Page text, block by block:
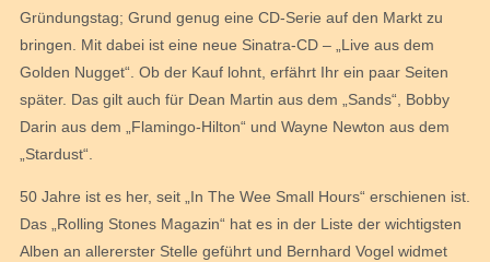
Gründungstag; Grund genug eine CD-Serie auf den Markt zu
bringen. Mit dabei ist eine neue Sinatra-CD – „Live aus dem
Golden Nugget“. Ob der Kauf lohnt, erfährt Ihr ein paar Seiten
später. Das gilt auch für Dean Martin aus dem „Sands“, Bobby
Darin aus dem „Flamingo-Hilton“ und Wayne Newton aus dem
„Stardust“.
50 Jahre ist es her, seit „In The Wee Small Hours“ erschienen ist.
Das „Rolling Stones Magazin“ hat es in der Liste der wichtigsten
Alben an allererster Stelle geführt und Bernhard Vogel widmet